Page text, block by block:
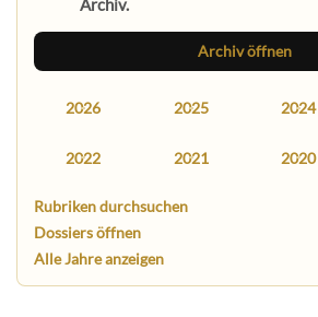
Archiv.
Archiv öffnen
2026 2025 2024
2022 2021 2020
Rubriken durchsuchen
Dossiers öffnen
Alle Jahre anzeigen